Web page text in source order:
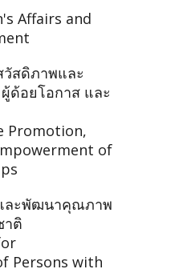
Affairs and
วัสดิภาพและ
ด้อยโอกาส และ
Promotion,
of
ละพัฒนาคุณภาพ
าติ
Persons with